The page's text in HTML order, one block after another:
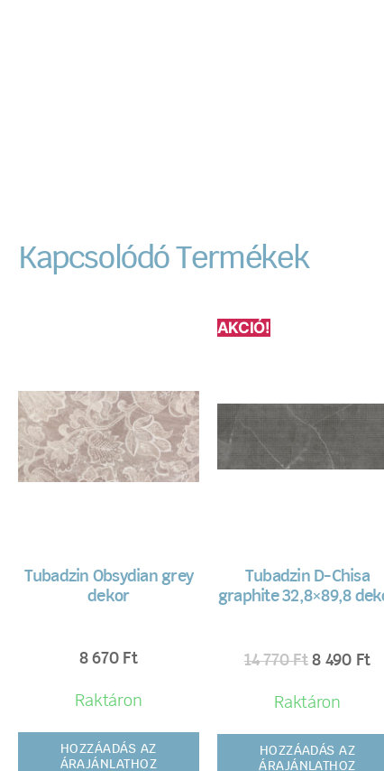
Kapcsolódó Termékek
Tubadzin Obsydian grey
dekor
8 670 Ft
Raktáron
HOZZÁADÁS AZ
ÁRAJÁNLATHOZ
AKCIÓ!
Tubadzin D-Chisa
graphite 32,8×89,8
14 770Ft 8 490 Ft
Raktáron
HOZZÁADÁS AZ
ÁRAJÁNLATHOZ